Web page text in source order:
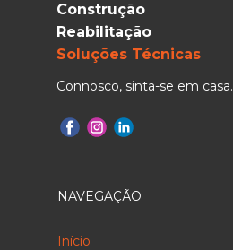
Construção
Reabilitação
Soluções Técnicas
Connosco, sinta-se em casa.
NAVEGAÇÃO
Início